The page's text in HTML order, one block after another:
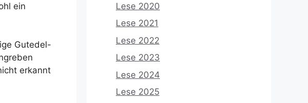
ein
Gutedel-
erkannt
Lese 2020
Lese 2021
Lese 2022
Lese 2023
Lese 2024
Lese 2025